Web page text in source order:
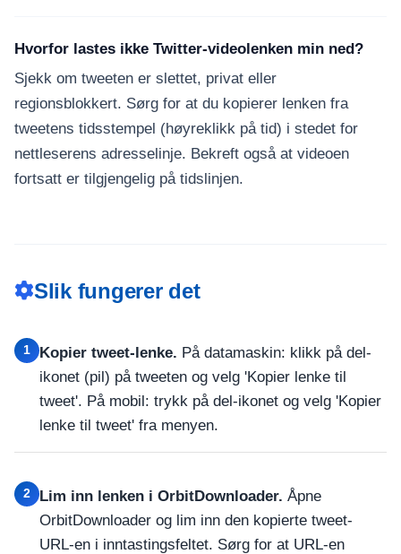
Hvorfor lastes ikke Twitter-videolenken min ned?
Sjekk om tweeten er slettet, privat eller
regionsblokkert. Sørg for at du kopierer lenken fra
tweetens tidsstempel (høyreklikk på tid) i stedet for
nettleserens adresselinje. Bekreft også at videoen
fortsatt er tilgjengelig på tidslinjen.
Slik fungerer det
1 Kopier tweet-lenke. På datamaskin: klikk på del-
ikonet (pil) på tweeten og velg 'Kopier lenke til
tweet'. På mobil: trykk på del-ikonet og velg 'Kopier
lenke til tweet' fra menyen.
2 Lim inn lenken i OrbitDownloader. Åpne
OrbitDownloader og lim inn den kopierte tweet-
URL-en i inntastingsfeltet. Sørg for at URL-en